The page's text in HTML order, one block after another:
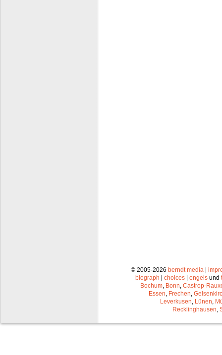
© 2005-2026 berndt media |
biograph | choices | engels und
Bochum Bonn Castrop-
Essen Frechen
Leverkusen Lünen
Recklinghausen